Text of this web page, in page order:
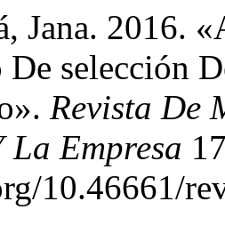
Jana. 2016.
selección
Revista De
La Empresa
10.46661/